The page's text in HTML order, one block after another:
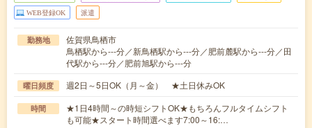
WEB登録OK 派遣
勤務地
佐賀県鳥栖市
鳥栖駅から---分／新鳥栖駅から---分／肥前麓駅から---分／田
代駅から---分／肥前旭駅から---分
曜日頻度 週2日～5日OK（月～金） ★土日休みOK
時間
★1日4時間～の時短シフトOK★もちろんフルタイムシフト
も可能★スタート時間選べます7:00～16:…